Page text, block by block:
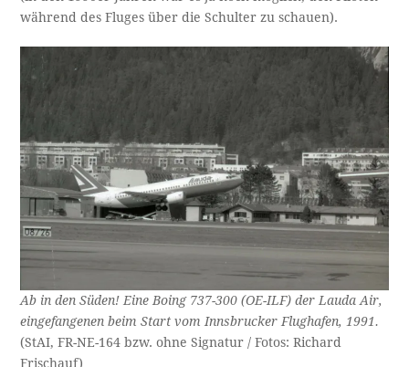
während des Fluges über die Schulter zu schauen).
Ab in den Süden! Eine Boing 737-300 (OE-ILF) der Lauda Air,
eingefangenen beim Start vom Innsbrucker Flughafen, 1991.
(StAI, FR-NE-164 bzw. ohne Signatur / Fotos: Richard
Frischauf)